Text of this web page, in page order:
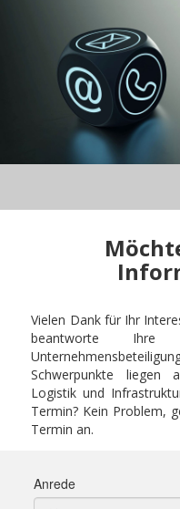
Vielen Dank für Ihr
beantworte Ihre
Schwerpunkte liegen
Logistik und
Termin? Kein Problem,
Termin an.